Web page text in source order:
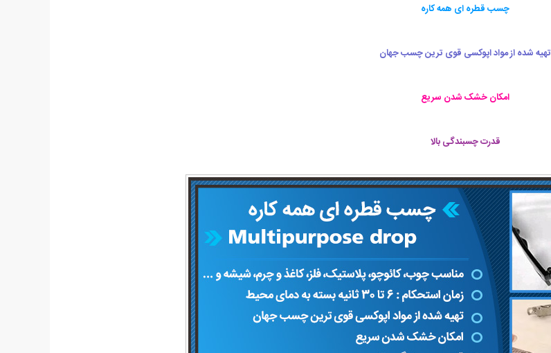
چسب قطره ای همه کاره
تهیه شده از مواد اپوکسی قوی ترین چسب جهان
امکان خشک شدن سریع
قدرت چسبندگی بالا